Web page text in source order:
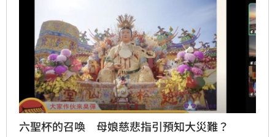
六聖杯的召喚 母娘慈悲指引預知大災難？